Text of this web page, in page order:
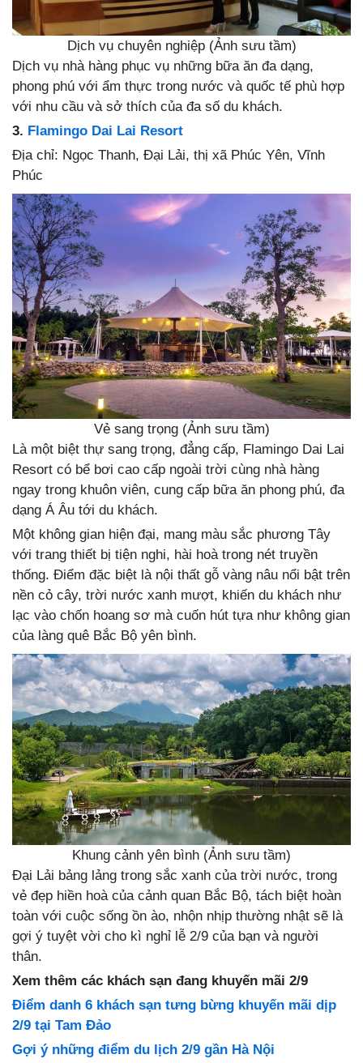
Dịch vụ chuyên nghiệp (Ảnh sưu tầm)
Dịch vụ nhà hàng phục vụ những bữa ăn đa dạng,
phong phú với ẩm thực trong nước và quốc tế phù hợp
với nhu cầu và sở thích của đa số du khách.
3. Flamingo Dai Lai Resort
Địa chỉ: Ngọc Thanh, Đại Lải, thị xã Phúc Yên, Vĩnh
Phúc
Vẻ sang trọng (Ảnh sưu tầm)
Là một biệt thự sang trọng, đẳng cấp, Flamingo Dai Lai
Resort có bể bơi cao cấp ngoài trời cùng nhà hàng
ngay trong khuôn viên, cung cấp bữa ăn phong phú, đa
dạng Á Âu tới du khách.
Một không gian hiện đại, mang màu sắc phương Tây
với trang thiết bị tiện nghi, hài hoà trong nét truyền
thống. Điểm đặc biệt là nội thất gỗ vàng nâu nổi bật trên
nền cỏ cây, trời nước xanh mượt, khiến du khách như
lạc vào chốn hoang sơ mà cuốn hút tựa như không gian
của làng quê Bắc Bộ yên bình.
Khung cảnh yên bình (Ảnh sưu tầm)
Đại Lải bảng lảng trong sắc xanh của trời nước, trong
vẻ đẹp hiền hoà của cảnh quan Bắc Bộ, tách biệt hoàn
toàn với cuộc sống ồn ào, nhộn nhịp thường nhật sẽ là
gợi ý tuyệt vời cho kì nghỉ lễ 2/9 của bạn và người
thân.
Xem thêm các khách sạn đang khuyến mãi 2/9
Điểm danh 6 khách sạn tưng bừng khuyến mãi dịp
2/9 tại Tam Đảo
Gợi ý những điểm du lịch 2/9 gần Hà Nội